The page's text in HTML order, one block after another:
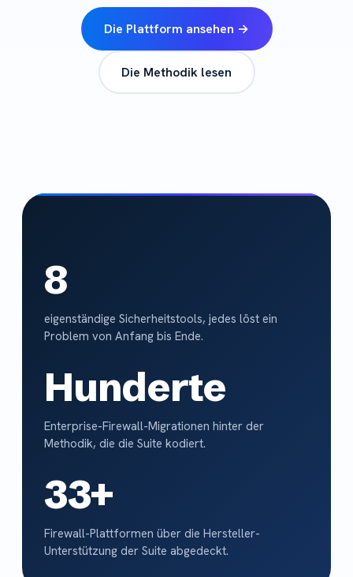
Die Plattform ansehen →
Die Methodik lesen
8
eigenständige Sicherheitstools, jedes löst ein
Problem von Anfang bis Ende.
Hunderte
Enterprise-Firewall-Migrationen hinter der
Methodik, die die Suite kodiert.
33+
Firewall-Plattformen über die Hersteller-
Unterstützung der Suite abgedeckt.